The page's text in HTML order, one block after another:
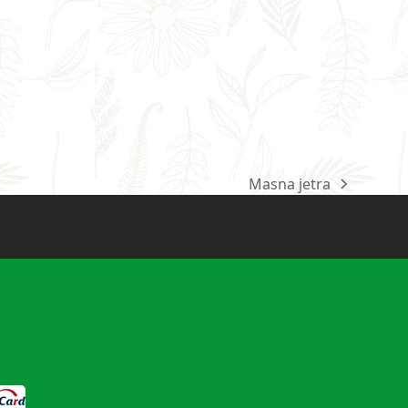
next
Masna jetra